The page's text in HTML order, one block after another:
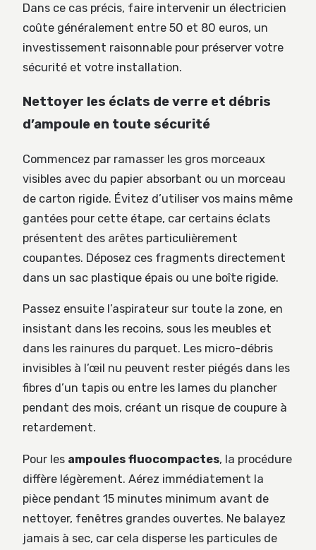
Dans ce cas précis, faire intervenir un électricien
coûte généralement entre 50 et 80 euros, un
investissement raisonnable pour préserver votre
sécurité et votre installation.
Nettoyer les éclats de verre et débris
d’ampoule en toute sécurité
Commencez par ramasser les gros morceaux
visibles avec du papier absorbant ou un morceau
de carton rigide. Évitez d’utiliser vos mains même
gantées pour cette étape, car certains éclats
présentent des arêtes particulièrement
coupantes. Déposez ces fragments directement
dans un sac plastique épais ou une boîte rigide.
Passez ensuite l’aspirateur sur toute la zone, en
insistant dans les recoins, sous les meubles et
dans les rainures du parquet. Les micro-débris
invisibles à l’œil nu peuvent rester piégés dans les
fibres d’un tapis ou entre les lames du plancher
pendant des mois, créant un risque de coupure à
retardement.
Pour les ampoules fluocompactes, la procédure
diffère légèrement. Aérez immédiatement la
pièce pendant 15 minutes minimum avant de
nettoyer, fenêtres grandes ouvertes. Ne balayez
jamais à sec, car cela disperse les particules de